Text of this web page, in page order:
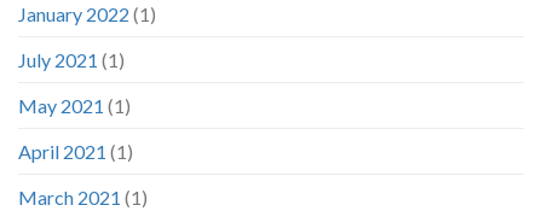
January 2022 (1)
July 2021 (1)
May 2021 (1)
April 2021 (1)
March 2021 (1)